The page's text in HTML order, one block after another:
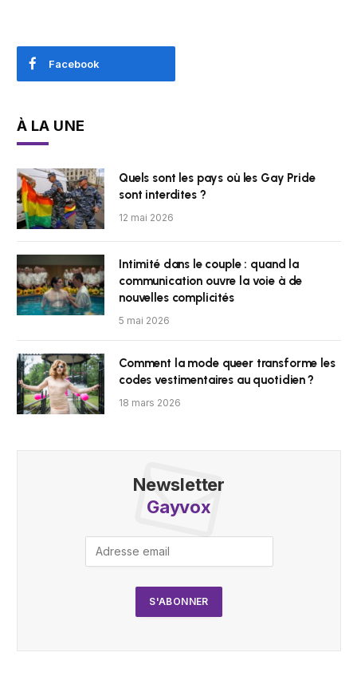
Facebook
À LA UNE
Quels sont les pays où les Gay Pride
sont interdites ?
12 mai 2026
Intimité dans le couple : quand la
communication ouvre la voie à de
nouvelles complicités
5 mai 2026
Comment la mode queer transforme les
codes vestimentaires au quotidien ?
18 mars 2026
Newsletter
Gayvox